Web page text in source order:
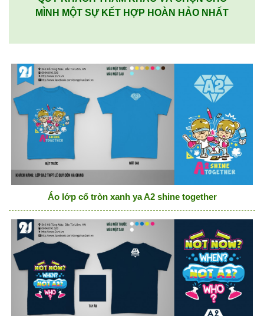
MÌNH MỘT SỰ KẾT HỢP HOÀN HẢO NHẤT
Áo lớp cổ tròn xanh ya A2 shine together